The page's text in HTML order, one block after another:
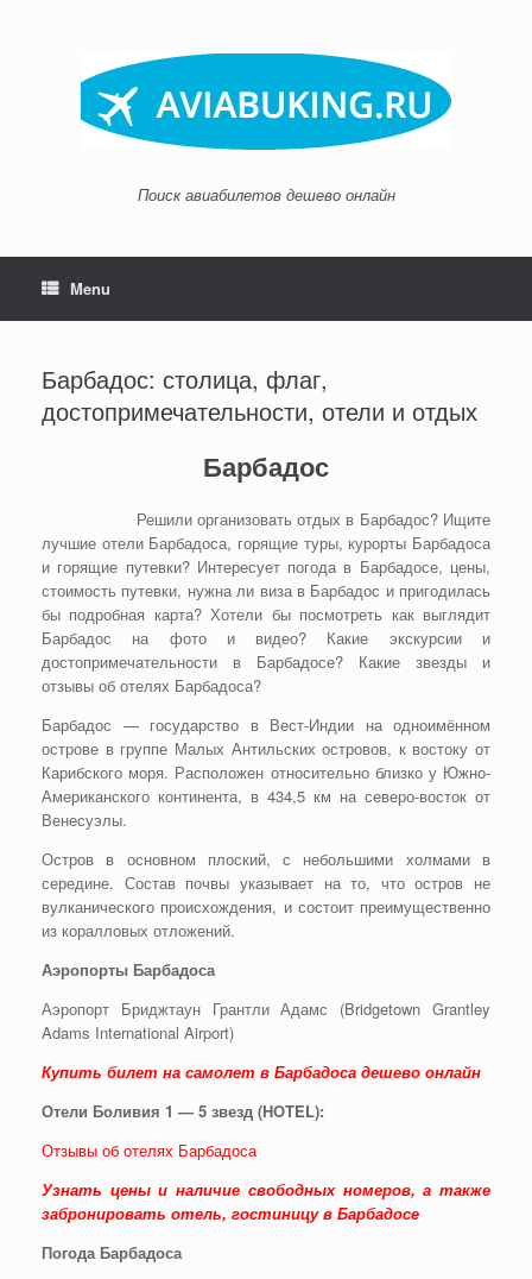
Поиск авиабилетов дешево онлайн
Menu
Барбадос: столица, флаг,
достопримечательности, отели и отдых
Барбадос
Решили организовать отдых в Барбадос? Ищите
лучшие отели Барбадоса, горящие туры, курорты Барбадоса
и горящие путевки? Интересует погода в Барбадосе, цены,
стоимость путевки, нужна ли виза в Барбадос и пригодилась
бы подробная карта? Хотели бы посмотреть как выглядит
Барбадос на фото и видео? Какие экскурсии и
достопримечательности в Барбадосе? Какие звезды и
отзывы об отелях Барбадоса?
Барбадос — государство в Вест-Индии на одноимённом
острове в группе Малых Антильских островов, к востоку от
Карибского моря. Расположен относительно близко у Южно-
Американского континента, в 434,5 км на северо-восток от
Венесуэлы.
Остров в основном плоский, с небольшими холмами в
середине. Состав почвы указывает на то, что остров не
вулканического происхождения, и состоит преимущественно
из коралловых отложений.
Аэропорты Барбадоса
Аэропорт Бриджтаун Грантли Адамс (Bridgetown Grantley
Adams International Airport)
Купить билет на самолет в Барбадоса дешево онлайн
Отели Боливия 1 — 5 звезд (HOTEL):
Отзывы об отелях Барбадоса
Узнать цены и наличие свободных номеров, а также
забронировать отель, гостиницу в Барбадосе
Погода Барбадоса